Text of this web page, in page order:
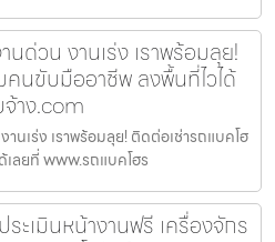
ด่วน งานเร่ง เราพร้อมลุย!
นขับมืออาชีพ ลงพื้นที่ไวได้
าง.com
นเร่ง เราพร้อมลุย! ติดต่อเช่ารถแบคโฮ
ลยที่ www.รถแบคโฮร
ะเมินหน้างานฟรี เครื่องจักร